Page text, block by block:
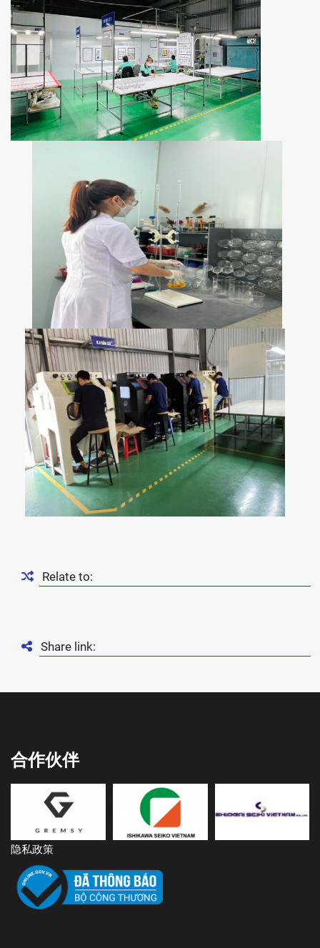
Relate to:
Share link:
合作伙伴
隐私政策